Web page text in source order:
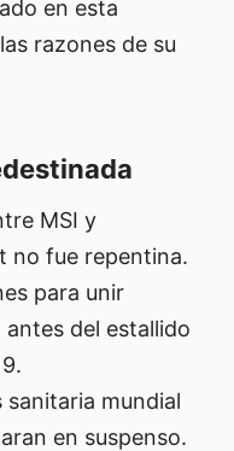
en esta
razones de su
MSI y
no fue repentina.
para unir
del estallido
sanitaria mundial
en suspenso.